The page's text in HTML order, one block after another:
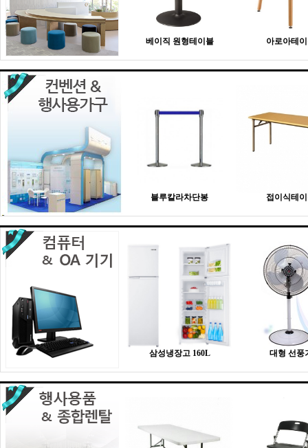
베이직 원형테이블 아로아테
블루칼라차단봉 접이식테
삼성냉장고 160L 대형 선풍